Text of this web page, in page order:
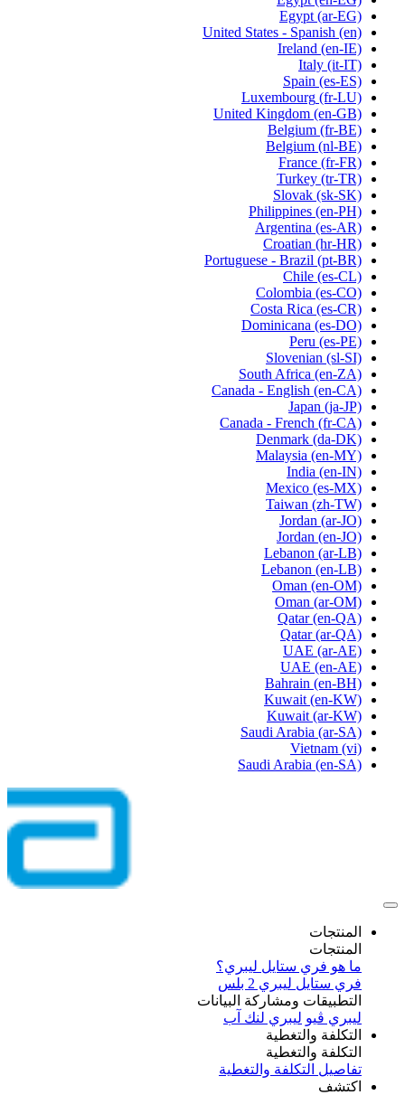
Egypt (ar-EG)
United States - Spanish (en)
Ireland (en-IE)
Italy (it-IT)
Spain (es-ES)
Luxembourg (fr-LU)
United Kingdom (en-GB)
Belgium (fr-BE)
Belgium (nl-BE)
France (fr-FR)
Turkey (tr-TR)
Slovak (sk-SK)
Philippines (en-PH)
Argentina (es-AR)
Croatian (hr-HR)
Portuguese - Brazil (pt-BR)
Chile (es-CL)
Colombia (es-CO)
Costa Rica (es-CR)
Dominicana (es-DO)
Peru (es-PE)
Slovenian (sl-SI)
South Africa (en-ZA)
Canada - English (en-CA)
Japan (ja-JP)
Canada - French (fr-CA)
Denmark (da-DK)
Malaysia (en-MY)
India (en-IN)
Mexico (es-MX)
Taiwan (zh-TW)
Jordan (ar-JO)
Jordan (en-JO)
Lebanon (ar-LB)
Lebanon (en-LB)
Oman (en-OM)
Oman (ar-OM)
Qatar (en-QA)
Qatar (ar-QA)
UAE (ar-AE)
UAE (en-AE)
Bahrain (en-BH)
Kuwait (en-KW)
Kuwait (ar-KW)
Saudi Arabia (ar-SA)
Vietnam (vi)
Saudi Arabia (en-SA)
المنتجات
المنتجات
ما هو فري ستايل ليبري؟
فري ستايل ليبري 2 بلس​
التطبيقات ومشاركة البيانات
ليبري ڤيو ليبري لنك آب
التكلفة والتغطية
التكلفة والتغطية
تفاصيل التكلفة والتغطية
اكتشف​